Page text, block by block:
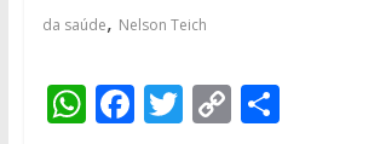
da saúde, Nelson Teich
W F T C S